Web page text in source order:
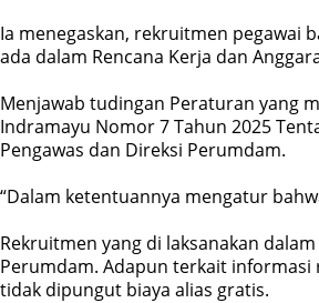
Ia menegaskan, rekruitmen pegawai
ada dalam Rencana Kerja dan
Menjawab tudingan Peraturan yang
Indramayu Nomor 7 Tahun 2025
Pengawas dan Direksi Perumdam.
“Dalam ketentuannya mengatur
Rekruitmen yang di laksanakan
Perumdam. Adapun terkait
tidak dipungut biaya alias gratis.